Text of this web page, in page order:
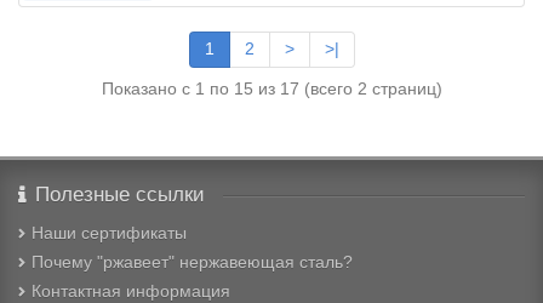
1 2 > >|
Показано с 1 по 15 из 17 (всего 2 страниц)
Полезные ссылки
Наши сертификаты
Почему "ржавеет" нержавеющая сталь?
Контактная информация